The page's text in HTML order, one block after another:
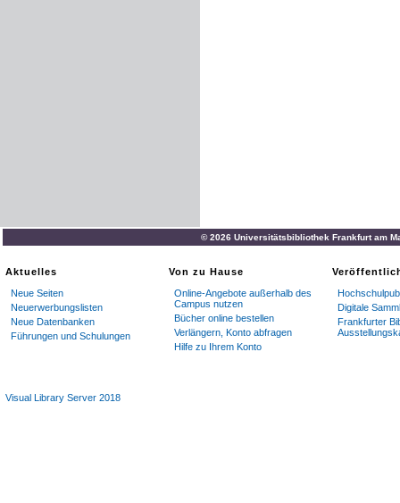
© 2026 Universitätsbibliothek Frankfurt am
Aktuelles
Neue Seiten
Neuerwerbungslisten
Neue Datenbanken
Führungen und Schulungen
Von zu Hause
Online-Angebote außerhalb des
Campus nutzen
Bücher online bestellen
Verlängern, Konto abfragen
Hilfe zu Ihrem Konto
Digitale
Frankfurter
Visual Library Server 2018